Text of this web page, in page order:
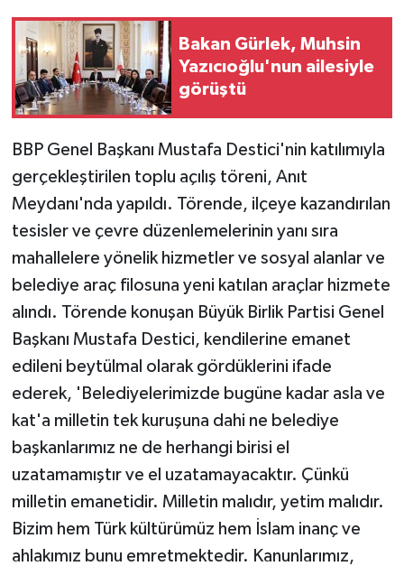
Bakan Gürlek, Muhsin
Yazıcıoğlu'nun ailesiyle
görüştü
BBP Genel Başkanı Mustafa Destici'nin katılımıyla
gerçekleştirilen toplu açılış töreni, Anıt
Meydanı'nda yapıldı. Törende, ilçeye kazandırılan
tesisler ve çevre düzenlemelerinin yanı sıra
mahallelere yönelik hizmetler ve sosyal alanlar ve
belediye araç filosuna yeni katılan araçlar hizmete
alındı. Törende konuşan Büyük Birlik Partisi Genel
Başkanı Mustafa Destici, kendilerine emanet
edileni beytülmal olarak gördüklerini ifade
ederek, 'Belediyelerimizde bugüne kadar asla ve
kat'a milletin tek kuruşuna dahi ne belediye
başkanlarımız ne de herhangi birisi el
uzatamamıştır ve el uzatamayacaktır. Çünkü
milletin emanetidir. Milletin malıdır, yetim malıdır.
Bizim hem Türk kültürümüz hem İslam inanç ve
ahlakımız bunu emretmektedir. Kanunlarımız,